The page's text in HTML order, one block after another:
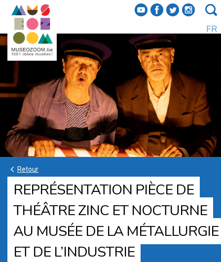
f a b e
FR
k Retour
REPRÉSENTATION PIÈCE DE
THÉÂTRE ZINC ET NOCTURNE
AU MUSÉE DE LA MÉTALLURGIE
ET DE L’INDUSTRIE